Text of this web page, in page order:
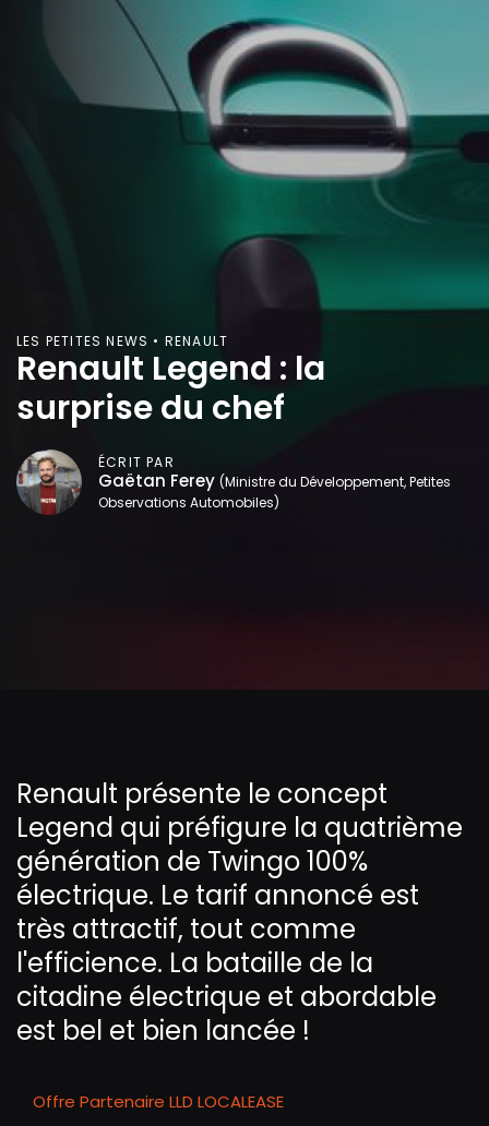
LES PETITES NEWS • RENAULT
Renault Legend : la
surprise du chef
ÉCRIT PAR
Gaëtan Ferey (Ministre du Développement, Petites
Observations Automobiles)
Renault présente le concept
Legend qui préfigure la quatrième
génération de Twingo 100%
électrique. Le tarif annoncé est
très attractif, tout comme
l'efficience. La bataille de la
citadine électrique et abordable
est bel et bien lancée !
Offre Partenaire LLD LOCALEASE